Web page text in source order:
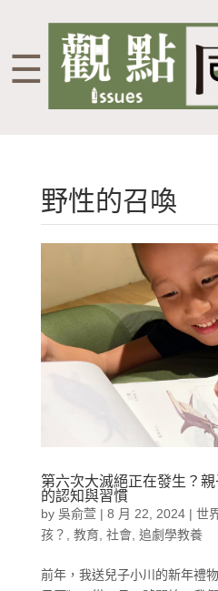
☰
野性的召喚
第六次大滅絕正在發生？
的認知與習慣
by 吳俞萱 | 8 月 22, 2024| 世
孩？
教育, 社會, 追劇學教養
前年，我送兒子小川的新年禮